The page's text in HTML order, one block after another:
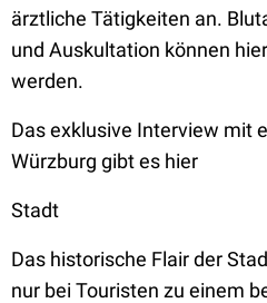
ärztliche Tätigkeiten an.
und Auskultation können
werden.
Das exklusive Interview mit
Würzburg gibt es hier
Stadt
Das historische Flair der
nur bei Touristen zu einem